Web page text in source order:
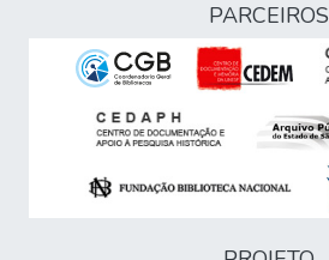
PARCEIROS